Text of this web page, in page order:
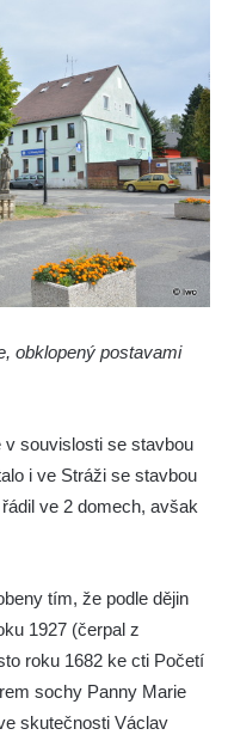
v
v
parku v
z
obklopený postavami
souvislosti se stavbou
i ve Stráži se stavbou
ve 2 domech, avšak
tím, že podle dějin
1927 (čerpal z
roku 1682 ke cti Početí
sochy Panny Marie
skutečnosti Václav